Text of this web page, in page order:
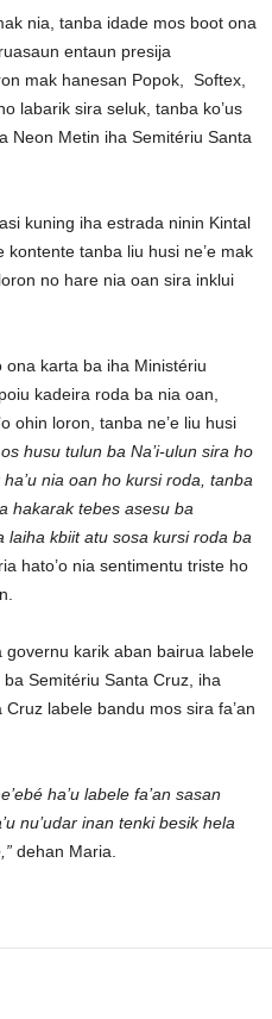
nia, tanba idade mos boot ona
entaun presija
mak hanesan Popok, Softex,
labarik sira seluk, tanba ko’us
Neon Metin iha Semitériu Santa
kuning iha estrada ninin Kintal
tanba liu husi ne’e mak
no hare nia oan sira inklui
ona karta ba iha Ministériu
kadeira roda ba nia oan,
ohin loron, tanba ne’e liu husi
husu tulun ba Na’i-ulun sira ho
nia oan ho kursi roda, tanba
hakarak tebes asesu ba
kbiit atu sosa kursi roda ba
hato’o nia sentimentu triste ho
karik aban bairua labele
ba Semitériu Santa Cruz, iha
labele bandu mos sira fa’an
ha’u labele fa’an sasan
nu’udar inan tenki besik hela
dehan Maria.